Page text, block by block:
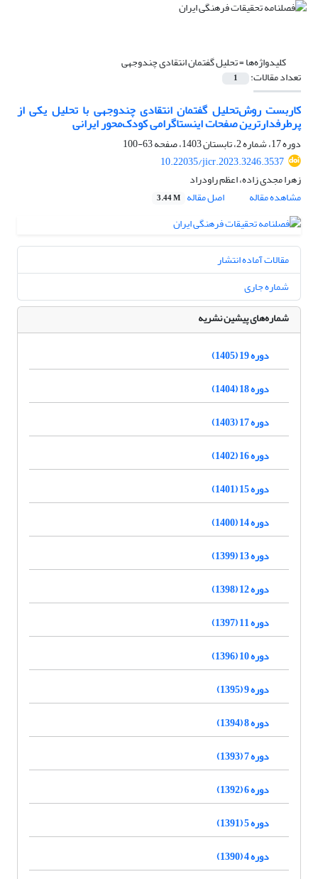
کلیدواژه‌ها =تحلیل گفتمان انتقادی چندوجهی
تعداد مقالات: 1
کاربست روش‌تحلیل گفتمان انتقادی چندوجهی با تحلیل یکی از
پرطرفدارترین صفحات اینستاگرامی کودک‌محور ایرانی
دوره 17، شماره 2، تابستان 1403، صفحه
63-100
10.22035/jicr.2023.3246.3537
زهرا مجدی زاده، اعظم راودراد
مشاهده مقاله
اصل مقاله 3.44 M
مقالات آماده انتشار
شماره جاری
شماره‌های پیشین نشریه
دوره 19 (1405)
دوره 18 (1404)
دوره 17 (1403)
دوره 16 (1402)
دوره 15 (1401)
دوره 14 (1400)
دوره 13 (1399)
دوره 12 (1398)
دوره 11 (1397)
دوره 10 (1396)
دوره 9 (1395)
دوره 8 (1394)
دوره 7 (1393)
دوره 6 (1392)
دوره 5 (1391)
دوره 4 (1390)